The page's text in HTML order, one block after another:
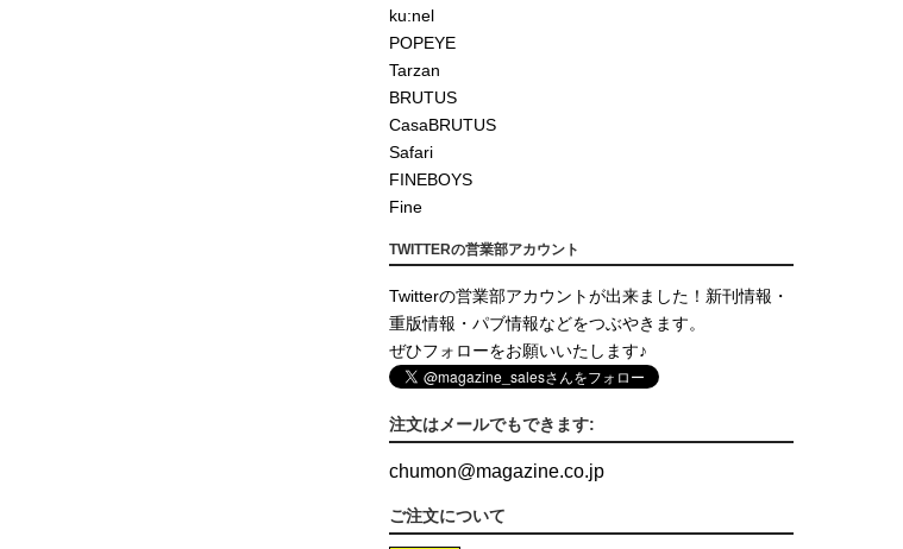
ku:nel
POPEYE
Tarzan
BRUTUS
CasaBRUTUS
Safari
FINEBOYS
Fine
TWITTERの営業部アカウント
Twitterの営業部アカウントが出来ました！新刊情報・
重版情報・パブ情報などをつぶやきます。
ぜひフォローをお願いいたします♪
注文はメールでもできます:
chumon@magazine.co.jp
ご注文について